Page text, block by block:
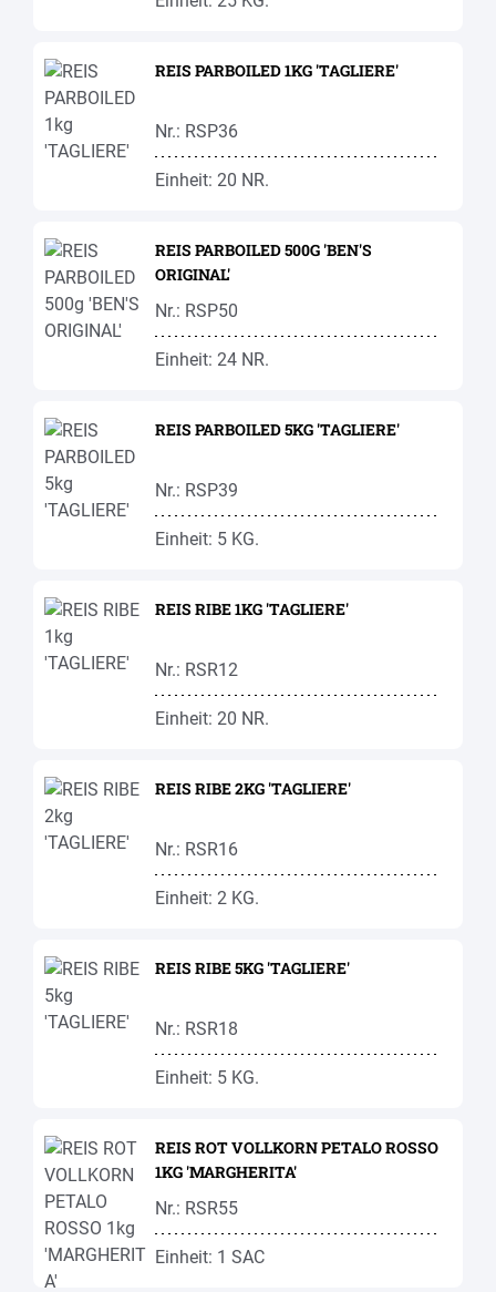
REIS PARBOILED 1KG 'TAGLIERE'
Nr.: RSP36
Einheit: 20 NR.
REIS PARBOILED 500G 'BEN'S
ORIGINAL'
Nr.: RSP50
Einheit: 24 NR.
REIS PARBOILED 5KG 'TAGLIERE'
Nr.: RSP39
Einheit: 5 KG.
REIS RIBE 1KG 'TAGLIERE'
Nr.: RSR12
Einheit: 20 NR.
REIS RIBE 2KG 'TAGLIERE'
Nr.: RSR16
Einheit: 2 KG.
REIS RIBE 5KG 'TAGLIERE'
Nr.: RSR18
Einheit: 5 KG.
REIS ROT VOLLKORN PETALO ROSSO
1KG 'MARGHERITA'
Nr.: RSR55
Einheit: 1 SAC